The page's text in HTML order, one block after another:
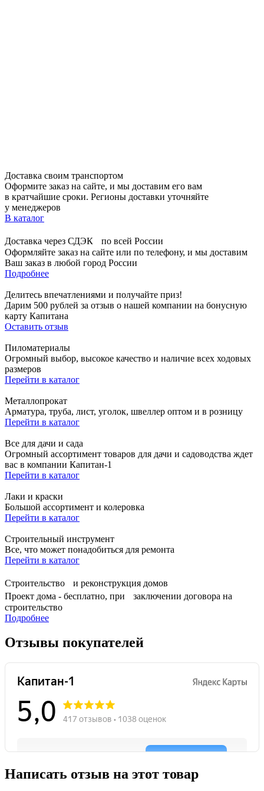
Доставка своим транспортом
Оформите заказ на сайте, и мы доставим его вам
в кратчайшие сроки. Регионы доставки уточняйте
у менеджеров
В каталог
Доставка через СДЭК по всей России
Оформляйте заказ на сайте или по телефону, и мы доставим
Ваш заказ в любой город России
Подробнее
Делитесь впечатлениями и получайте приз!
Дарим 500 рублей за отзыв о нашей компании на бонусную
карту Капитана
Оставить отзыв
Пиломатериалы
Огромный выбор, высокое качество и наличие всех ходовых
размеров
Перейти в каталог
Металлопрокат
Арматура, труба, лист, уголок, швеллер оптом и в розницу
Перейти в каталог
Все для дачи и сада
Огромный ассортимент товаров для дачи и садоводства ждет
вас в компании Капитан-1
Перейти в каталог
Лаки и краски
Большой ассортимент и колеровка
Перейти в каталог
Строительный инструмент
Все, что может понадобиться для ремонта
Перейти в каталог
Строительство и реконструкция домов
Проект дома - бесплатно, при заключении договора на
строительство
Подробнее
Отзывы покупателей
Написать отзыв на этот товар